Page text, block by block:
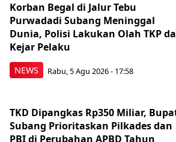
NEWS
Korban Begal di Jalur Tebu
Purwadadi Subang Meninggal
Dunia, Polisi Lakukan Olah TKP
Kejar Pelaku
Rabu, 5 Agu 2026 - 17:58
TKD Dipangkas Rp350 Miliar,
Subang Prioritaskan Pilkades dan
PBI di Perubahan APBD Tahun